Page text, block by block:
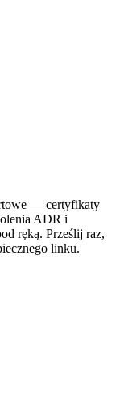
— certyfikaty
ADR i
ręką. Prześlij raz,
linku.